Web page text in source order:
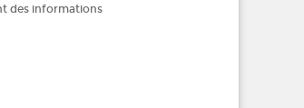
des informations